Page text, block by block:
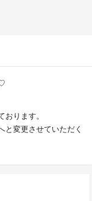
ります。
変更させていただく